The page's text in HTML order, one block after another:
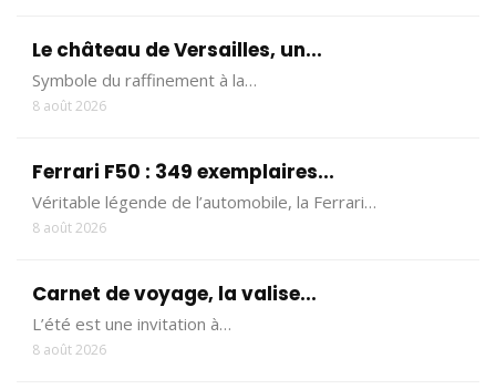
Le château de Versailles, un...
Symbole du raffinement à la…
8 août 2026
Ferrari F50 : 349 exemplaires...
Véritable légende de l’automobile, la Ferrari…
8 août 2026
Carnet de voyage, la valise...
L’été est une invitation à…
8 août 2026